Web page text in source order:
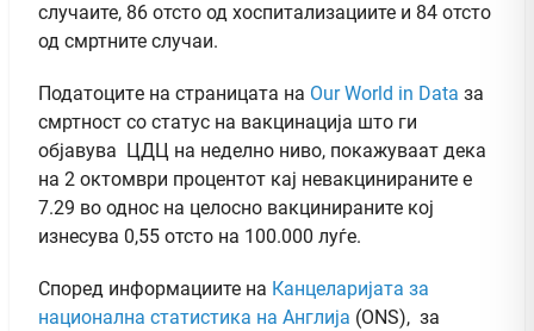
случаите, 86 отсто од хоспитализациите и 84 отсто
од смртните случаи.
Податоцитe на страницата на Our World in Data за
смртност со статус на вакцинација што ги
објавува ЦДЦ на неделно ниво, покажуваат дека
на 2 октомври процентот кај невакцинираните е
7.29 во однос на целосно вакцинираните кој
изнесува 0,55 отсто на 100.000 луѓе.
Според информациите на Канцеларијата за
национална статистика на Англија (ONS), за